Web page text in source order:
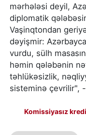
mərhələsi deyil,
diplomatik
Vaşinqtondan
dəyişmir:
vurdu, sülh
həmin qələbənin
təhlükəsizlik,
sisteminə çevrilir",
Komissiyasız